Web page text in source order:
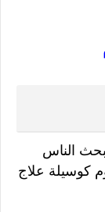
الناس
كوسيلة علاج